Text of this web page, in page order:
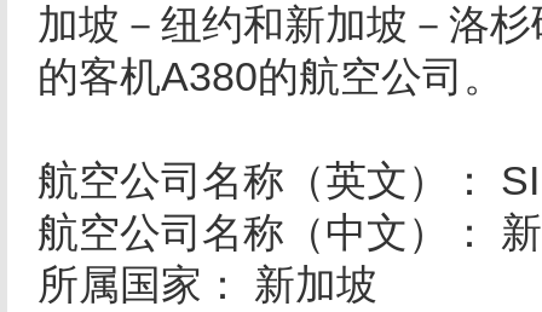
加坡－纽约和新加坡－洛
的客机A380的航空公司。
航空公司名称（英文）：
航空公司名称（中文）：
所属国家： 新加坡